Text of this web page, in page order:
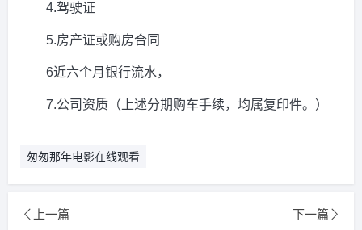
4.驾驶证
5.房产证或购房合同
6近六个月银行流水，
7.公司资质（上述分期购车手续，均属复印件。）
匆匆那年电影在线观看
上一篇
下一篇